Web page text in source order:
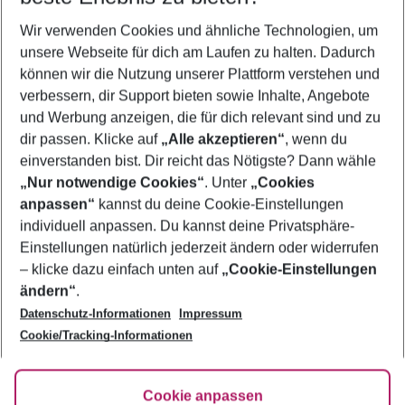
2 Erwachsene Keine Kinder
Mehr Filter anzeigen
Footer
Footer navigation
Über uns
AGB
Bestpreisgarantie
Cookie-Einstellungen ändern
Cookie-Richtlinie
Agenturbetreuung
Barrierefreies Reisen
FAQ
HanseMerkur Reiseversicherung
Folge uns
Wir verwenden Cookies und ähnliche Technologien, um
unsere Webseite für dich am Laufen zu halten. Dadurch
können wir die Nutzung unserer Plattform verstehen und
verbessern, dir Support bieten sowie Inhalte, Angebote
und Werbung anzeigen, die für dich relevant sind und zu
dir passen. Klicke auf „Alle akzeptieren“, wenn du
einverstanden bist. Dir reicht das Nötigste? Dann wähle
„Nur notwendige Cookies“. Unter „Cookies
anpassen“ kannst du deine Cookie-Einstellungen
individuell anpassen. Du kannst deine Privatsphäre-
Einstellungen natürlich jederzeit ändern oder widerrufen
– klicke dazu einfach unten auf „Cookie-Einstellungen
ändern“.
Datenschutz-Informationen
Impressum
Cookie/Tracking-Informationen
Cookie anpassen